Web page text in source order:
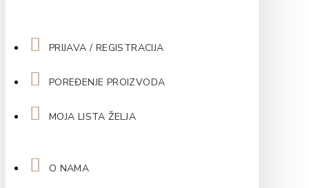
PRIJAVA / REGISTRACIJA
POREĐENJE PROIZVODA
MOJA LISTA ŽELJA
O NAMA